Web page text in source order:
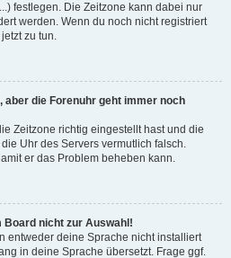
festlegen. Die Zeitzone kann dabei nur
werden. Wenn du noch nicht registriert
zu tun.
aber die Forenuhr geht immer noch
Zeitzone richtig eingestellt hast und die
Uhr des Servers vermutlich falsch.
er das Problem beheben kann.
Board nicht zur Auswahl!
entweder deine Sprache nicht installiert
in deine Sprache übersetzt. Frage ggf.